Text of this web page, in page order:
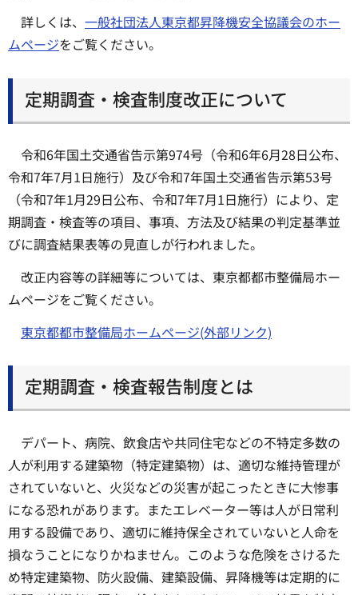
詳しくは、 一般社団法人東京都昇降機安全協議会のホー
ムページをご覧ください。
定期調査・検査制度改正について
令和6年国土交通省告示第974号（令和6年6月28日公布、
令和7年7月1日施行）及び令和7年国土交通省告示第53号
（令和7年1月29日公布、令和7年7月1日施行）により、定
期調査・検査等の項目、事項、方法及び結果の判定基準並
びに調査結果表等の見直しが行われました。
改正内容等の詳細等については、東京都都市整備局ホー
ムページをご覧ください。
東京都都市整備局ホームページ(外部リンク)
定期調査・検査報告制度とは
デパート、病院、飲食店や共同住宅などの不特定多数の
人が利用する建築物（特定建築物）は、適切な維持管理が
されていないと、火災などの災害が起こったときに大惨事
になる恐れがあります。またエレベーター等は人が日常利
用する設備であり、適切に維持保全されていないと人命を
損なうことになりかねません。このような危険をさけるた
め特定建築物、防火設備、建築設備、昇降機等は定期的に